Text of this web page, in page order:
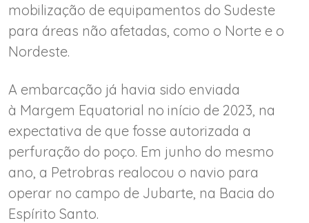
mobilização de equipamentos do Sudeste
para áreas não afetadas, como o Norte e o
Nordeste.
A embarcação já havia sido enviada
à Margem Equatorial no início de 2023, na
expectativa de que fosse autorizada a
perfuração do poço. Em junho do mesmo
ano, a Petrobras realocou o navio para
operar no campo de Jubarte, na Bacia do
Espírito Santo.